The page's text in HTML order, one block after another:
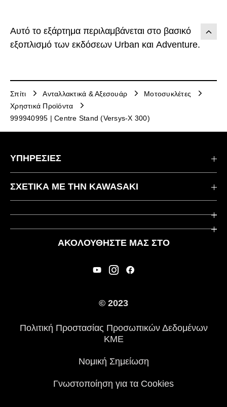
Αυτό το εξάρτημα περιλαμβάνεται στο βασικό
εξοπλισμό των εκδόσεων Urban και Adventure.
Σπίτι Ανταλλακτικά & Αξεσουάρ
Μοτοσυκλέτες
Χρηστικά Προϊόντα
999940995 | Centre Stand (Versys-X 300)
ΑΚΟΛΟΥΘΉΣΤΕ ΜΑΣ ΣΤΟ
ΥΠΗΡΕΣΙΕΣ
Επικοινωνήστε μαζί μας
Χρήσιμοι Σύνδεσμοι
ΣΧΕΤΙΚΆ ΜΕ ΤΗΝ KAWASAKI
Εταιρεία
Ιστορία
© 2023
Πολιτική Προστασίας Προσωπικών Δεδομένων
ΚΜΕ
Νομική Σημείωση
Γνωστοποίηση για τα Cookies